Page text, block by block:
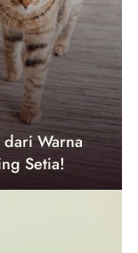
Warna
Setia!